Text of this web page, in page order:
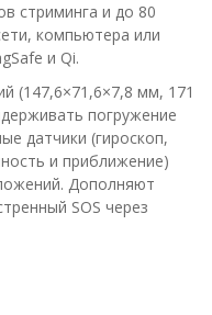
стриминга и до 80
компьютера или
и Qi.
(147,6×71,6×7,8 мм, 171
погружение
датчики (гироскоп,
и приближение)
Дополняют
SOS через